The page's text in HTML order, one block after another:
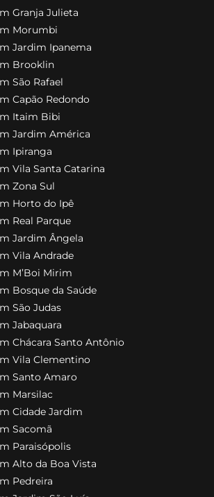
Granja Julieta
Morumbi
Jardim Ipanema
Brooklin
São Rafael
Capão Redondo
Itaim Bibi
Jardim América
Ipiranga
Vila Santa Catarina
Zona Sul
Horto do Ipê
Real Parque
Jardim Ângela
Vila Andrade
M’Boi Mirim
Bosque da Saúde
São Judas
Jabaquara
Chácara Santo Antônio
Vila Clementino
Santo Amaro
Marsilac
Cidade Jardim
Sacomã
Paraisópolis
Alto da Boa Vista
Pedreira